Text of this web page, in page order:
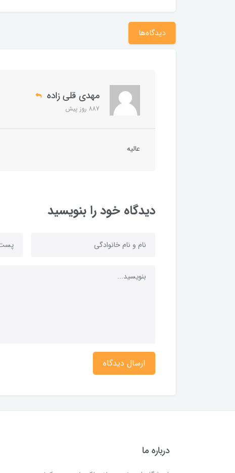
دیدگاه‌ها
مهدی قلی زاده
887 روز پیش
عالیه
دیدگاه خود را بنویسید
ارسال دیدگاه
درباره ما